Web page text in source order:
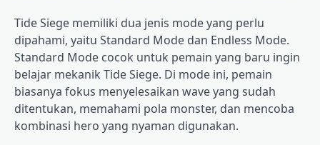
Tide Siege memiliki dua jenis mode yang perlu
dipahami, yaitu Standard Mode dan Endless Mode.
Standard Mode cocok untuk pemain yang baru ingin
belajar mekanik Tide Siege. Di mode ini, pemain
biasanya fokus menyelesaikan wave yang sudah
ditentukan, memahami pola monster, dan mencoba
kombinasi hero yang nyaman digunakan.